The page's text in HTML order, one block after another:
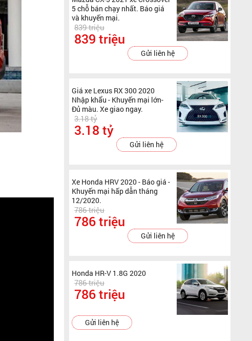
5 chỗ bán chạy nhất. Báo giá
và khuyến mại.
839 triệu
839 triệu
Gửi liên hệ
Giá xe Lexus RX 300 2020
Nhập khẩu - Khuyến mại lớn-
Đủ màu. Xe giao ngay.
3.18 tỷ
3.18 tỷ
Gửi liên hệ
Xe Honda HRV 2020 - Báo giá -
Khuyến mại hấp dẫn tháng
12/2020.
786 triệu
786 triệu
Gửi liên hệ
Honda HR-V 1.8G 2020
786 triệu
786 triệu
Gửi liên hệ